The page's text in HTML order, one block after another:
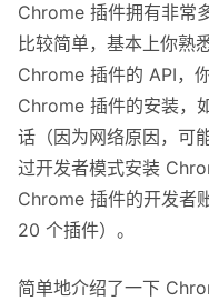
Chrome 插件拥有非常
比较简单，基本上你熟
Chrome 插件的 API，
Chrome 插件的安装，
话（因为网络原因，可
过开发者模式安装
Chrome 插件的开发者
20 个插件）。
简单地介绍了一下